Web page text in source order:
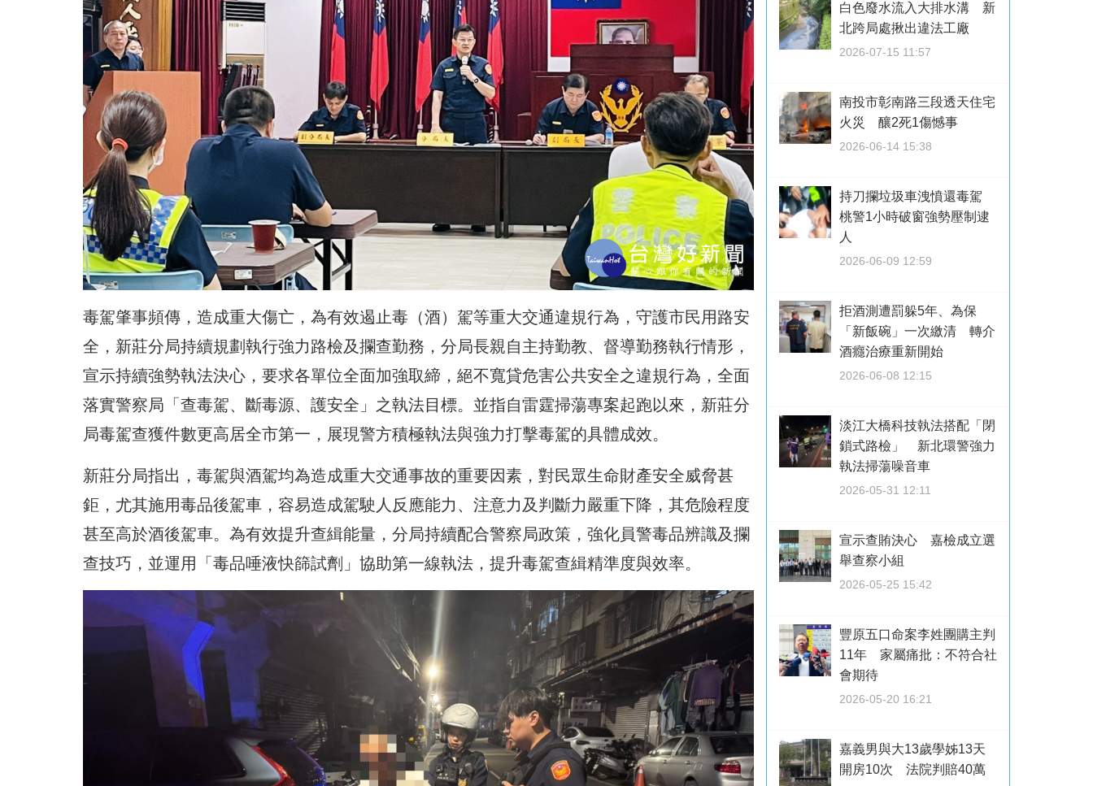
毒駕肇事頻傳，造成重大傷亡，為有效遏止毒（酒）駕等重大交通違規行為，守護市民用路安
全，新莊分局持續規劃執行強力路檢及攔查勤務，分局長親自主持勤教、督導勤務執行情形，
宣示持續強勢執法決心，要求各單位全面加強取締，絕不寬貸危害公共安全之違規行為，全面
落實警察局「查毒駕、斷毒源、護安全」之執法目標。並指自雷霆掃蕩專案起跑以來，新莊分
局毒駕查獲件數更高居全市第一，展現警方積極執法與強力打擊毒駕的具體成效。
新莊分局指出，毒駕與酒駕均為造成重大交通事故的重要因素，對民眾生命財產安全威脅甚
鉅，尤其施用毒品後駕車，容易造成駕駛人反應能力、注意力及判斷力嚴重下降，其危險程度
甚至高於酒後駕車。為有效提升查緝能量，分局持續配合警察局政策，強化員警毒品辨識及攔
查技巧，並運用「毒品唾液快篩試劑」協助第一線執法，提升毒駕查緝精準度與效率。
白色廢水流入大排水溝 新
北跨局處揪出違法工廠
2026-07-15 11:57
南投市彰南路三段透天住宅
火災 釀2死1傷憾事
2026-06-14 15:38
持刀攔垃圾車洩憤還毒駕
桃警1小時破窗強勢壓制逮
人
2026-06-09 12:59
拒酒測遭罰躲5年、為保
「新飯碗」一次繳清 轉介
酒癮治療重新開始
2026-06-08 12:15
淡江大橋科技執法搭配「閉
鎖式路檢」 新北環警強力
執法掃蕩噪音車
2026-05-31 12:11
宣示查賄決心 嘉檢成立選
舉查察小組
2026-05-25 15:42
豐原五口命案李姓團購主判
11年 家屬痛批：不符合社
會期待
2026-05-20 16:21
嘉義男與大13歲學姊13天
開房10次 法院判賠40萬